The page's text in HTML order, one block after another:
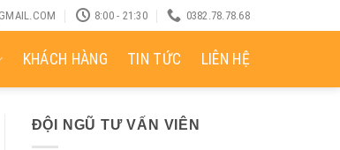
8:00 - 21:30 0382.78.78.68
KHÁCH HÀNG TIN TỨC LIÊN HỆ
ĐỘI NGŨ TƯ VẤN VIÊN